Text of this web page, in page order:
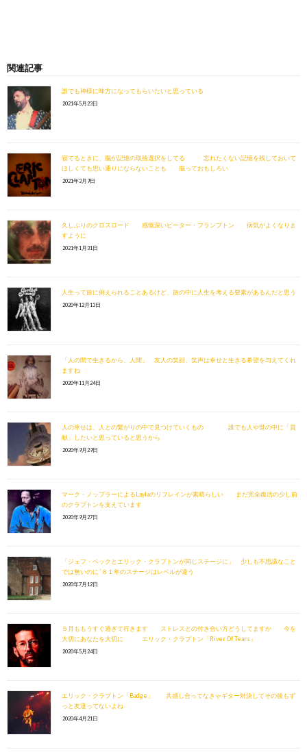
関連記事
誰でも神様に味方になってもらいたいと思っている
2021年5月23日
寝てるときに、脳が記憶の取捨選択をしてる 忘れたくない記憶を残しておいて
ほしくても思い通りにならないことも 脳っておもしろい
2021年3月9日
久しぶりのクロスロード 感慨深いピーター・フランプトン 病気がよくなりま
すように
2021年1月31日
人生って旅に例えられることあるけど、旅の中に人生を考える要素があるんだと思う
2020年12月13日
「人の間で生きるから、人間」 友人の笑顔、笑声は幸せと生きる希望を与えてくれ
ますね
2020年11月24日
人の幸せは、人との繋がりの中で見つけていくもの 誰でも人や世の中に「貢
献」したいと思っていると思うから
2020年9月29日
マーク・ノップラーによるLaylaのリフレインが素晴らしい まだ完全復活の少し前
のクラプトンを支えています
2020年9月27日
「ジェフ・ベックとエリック・クラプトンが同じステージに」 少しも不思議なこと
では無いのに ’８１年のステージはレベルが違う
2020年7月12日
５月ももうすぐ過ぎて行きます ストレスとの付き合い方どうしてますか 今を
大切にあなたを大切に エリック・クラプトン「River Of Tears」
2020年5月24日
エリック・クラプトン「Badge」 共感し合ってなきゃギター対決してその後もず
っと友達ってないよね
2020年4月21日